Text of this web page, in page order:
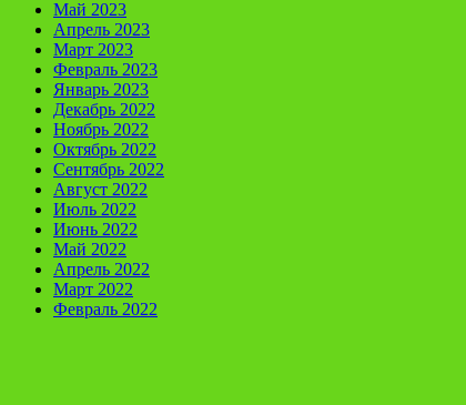
Май 2023
Апрель 2023
Март 2023
Февраль 2023
Январь 2023
Декабрь 2022
Ноябрь 2022
Октябрь 2022
Сентябрь 2022
Август 2022
Июль 2022
Июнь 2022
Май 2022
Апрель 2022
Март 2022
Февраль 2022